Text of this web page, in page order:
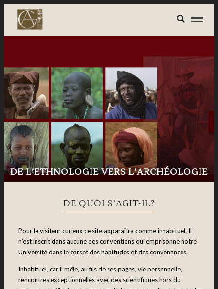
DE L’ETHNOLOGIE VERS L’ARCHÉOLOGIE
DE QUOI S'AGIT-IL?
Pour le visiteur curieux ce site apparaîtra comme inhabituel. Il
n’est inscrit dans aucune des conventions qui emprisonne notre
Université dans le corset des habitudes et des convenances.
Inhabituel, car il mêle, au fils de ses pages, vie personnelle,
rencontres exceptionnelles avec des scientifiques hors du